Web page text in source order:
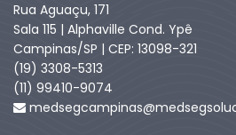
Rua Aguaçu, 171
Sala 115 | Alphaville Cond. Ypê
Campinas/SP | CEP: 13098-321
(19) 3308-5313
(11) 99410-9074​